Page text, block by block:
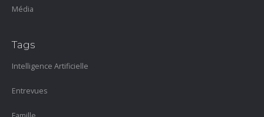
Média
Tags
Intelligence Artificielle
Entrevues